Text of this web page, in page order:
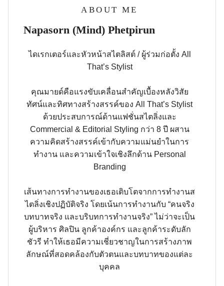
ABOUT ME
Napasorn (Mind) Phetpirun
ไดเรกเตอร์และหัวหน้าสไตลิสต์ / ผู้ร่วมก่อตั้ง All
That’s Stylist
คุณมายด์คือแรงขับเคลื่อนสำคัญเบื้องหลังวิสัย
ทัศน์และทิศทางสร้างสรรค์ของ All That’s Stylist
ด้วยประสบการณ์ด้านแฟชั่นสไตลิ่งและ
Commercial & Editorial Styling กว่า 8 ปี ผสาน
ความคิดสร้างสรรค์เข้ากับความแม่นยำในการ
ทำงาน และความเข้าใจเชิงลึกด้าน Personal
Branding
เส้นทางการทำงานของเธอเติบโตจากการทำงานส
ไตลิ่งเชิงปฏิบัติจริง โดยเน้นการทำงานกับ “คนจริง
บทบาทจริง และบริบทการทำงานจริง” ไม่ว่าจะเป็น
ผู้บริหาร ศิลปิน ลูกค้าองค์กร และลูกค้าระดับลัก
ชัวรี ทำให้เธอมีความเชี่ยวชาญในการสร้างภาพ
ลักษณ์ที่สอดคล้องกับตัวตนและบทบาทของแต่ละ
บุคคล